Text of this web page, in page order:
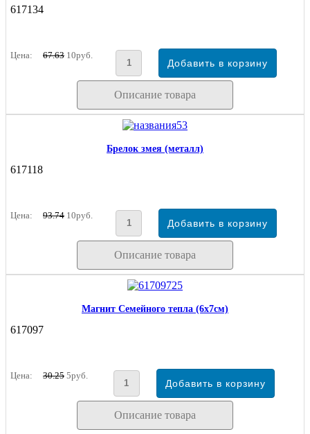
617134
Цена: 67.63 10руб.
Описание товара
Брелок змея (металл)
617118
Цена: 93.74 10руб.
Описание товара
Магнит Семейного тепла (6х7см)
617097
Цена: 30.25 5руб.
Описание товара